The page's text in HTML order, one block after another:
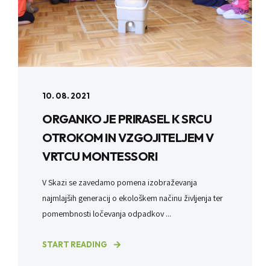
10. 08. 2021
ORGANKO JE PRIRASEL K SRCU
OTROKOM IN VZGOJITELJEM V
VRTCU MONTESSORI
V Skazi se zavedamo pomena izobraževanja
najmlajših generacij o ekološkem načinu življenja ter
pomembnosti ločevanja odpadkov ...
START READING